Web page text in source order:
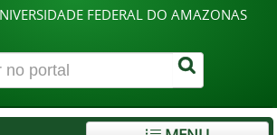
Legislação
Canais
FEDERAL DO AMAZONAS